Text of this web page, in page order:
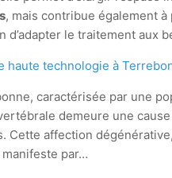
, mais contribue également
d’adapter le traitement aux
haute technologie à
caractérisée par une
demeure une
Cette affection
par…